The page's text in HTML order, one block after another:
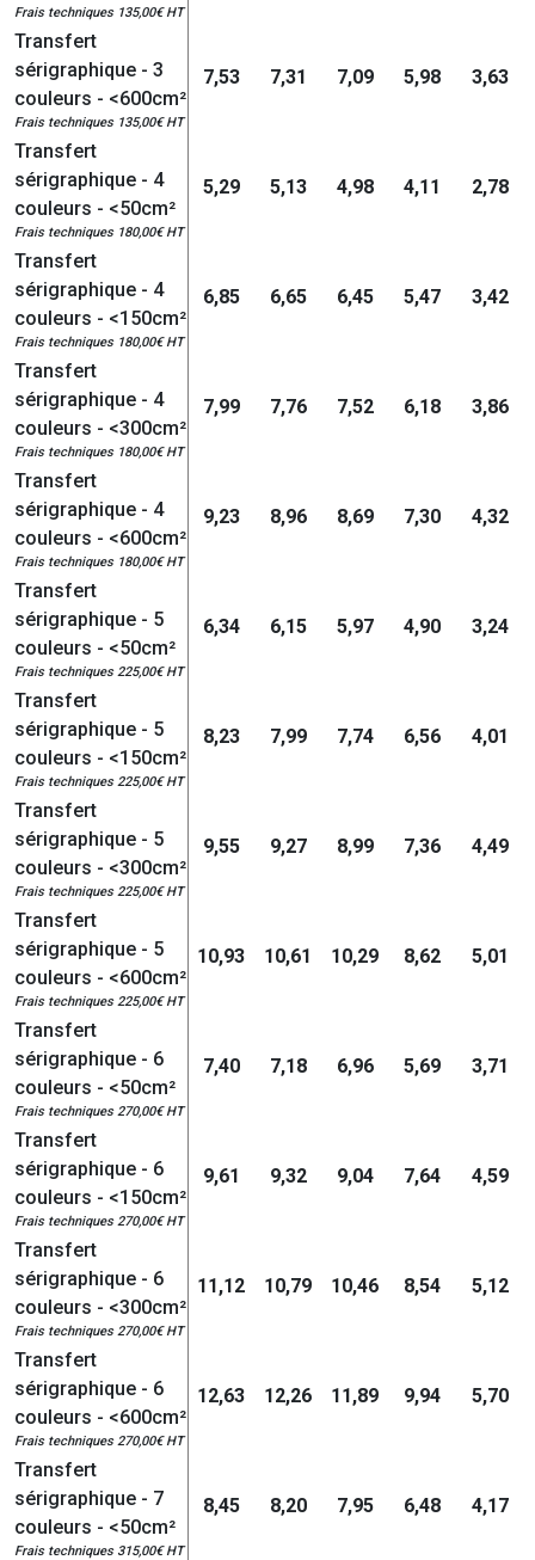
Frais techniques 135,00€ HT
Transfert
sérigraphique - 3
couleurs - <600cm²
Frais techniques 135,00€ HT
7,53 7,31 7,09 5,98 3,63
Transfert
sérigraphique - 4
couleurs - <50cm²
Frais techniques 180,00€ HT
5,29 5,13 4,98 4,11 2,78
Transfert
sérigraphique - 4
couleurs - <150cm²
Frais techniques 180,00€ HT
6,85 6,65 6,45 5,47 3,42
Transfert
sérigraphique - 4
couleurs - <300cm²
Frais techniques 180,00€ HT
7,99 7,76 7,52 6,18 3,86
Transfert
sérigraphique - 4
couleurs - <600cm²
Frais techniques 180,00€ HT
9,23 8,96 8,69 7,30 4,32
Transfert
sérigraphique - 5
couleurs - <50cm²
Frais techniques 225,00€ HT
6,34 6,15 5,97 4,90 3,24
Transfert
sérigraphique - 5
couleurs - <150cm²
Frais techniques 225,00€ HT
8,23 7,99 7,74 6,56 4,01
Transfert
sérigraphique - 5
couleurs - <300cm²
Frais techniques 225,00€ HT
9,55 9,27 8,99 7,36 4,49
Transfert
sérigraphique - 5
couleurs - <600cm²
Frais techniques 225,00€ HT
10,93 10,61 10,29 8,62 5,01
Transfert
sérigraphique - 6
couleurs - <50cm²
Frais techniques 270,00€ HT
7,40 7,18 6,96 5,69 3,71
Transfert
sérigraphique - 6
couleurs - <150cm²
Frais techniques 270,00€ HT
9,61 9,32 9,04 7,64 4,59
Transfert
sérigraphique - 6
couleurs - <300cm²
Frais techniques 270,00€ HT
11,12 10,79 10,46 8,54 5,12
Transfert
sérigraphique - 6
couleurs - <600cm²
Frais techniques 270,00€ HT
12,63 12,26 11,89 9,94 5,70
Transfert
sérigraphique - 7
couleurs - <50cm²
Frais techniques 315,00€ HT
8,45 8,20 7,95 6,48 4,17